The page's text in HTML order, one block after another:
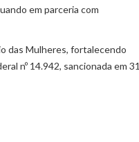
em parceria com
das Mulheres, fortalecendo
nº 14.942, sancionada em 31